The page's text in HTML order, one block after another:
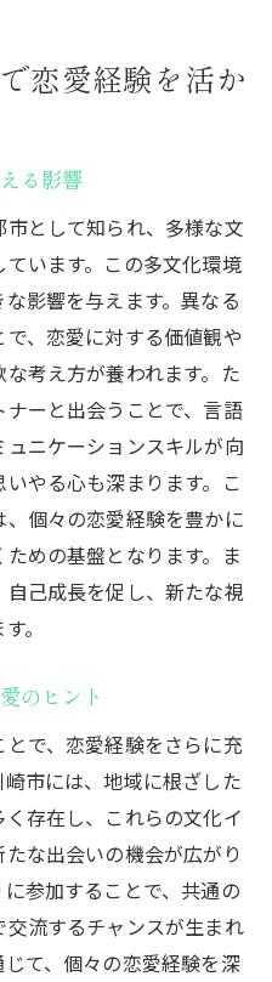
恋愛経験を活か
る影響
として知られ、多様な文
います。この多文化環境
影響を与えます。異なる
、恋愛に対する価値観や
考え方が養われます。た
ーと出会うことで、言語
ニケーションスキルが向
やる心も深まります。こ
個々の恋愛経験を豊かに
めの基盤となります。ま
己成長を促し、新たな視
。
のヒント
で、恋愛経験をさらに充
市には、地域に根ざした
存在し、これらの文化イ
な出会いの機会が広がり
参加することで、共通の
流するチャンスが生まれ
て、個々の恋愛経験を深